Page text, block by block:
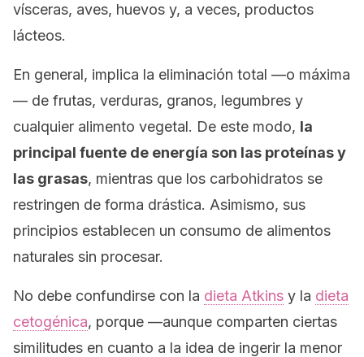
vísceras, aves, huevos y, a veces, productos
lácteos.
En general, implica la eliminación total —o máxima
— de frutas, verduras, granos, legumbres y
cualquier alimento vegetal. De este modo, la
principal fuente de energía son las proteínas y
las grasas, mientras que los carbohidratos se
restringen de forma drástica. Asimismo, sus
principios establecen un consumo de alimentos
naturales sin procesar.
No debe confundirse con la dieta Atkins y la dieta
cetogénica, porque —aunque comparten ciertas
similitudes en cuanto a la idea de ingerir la menor